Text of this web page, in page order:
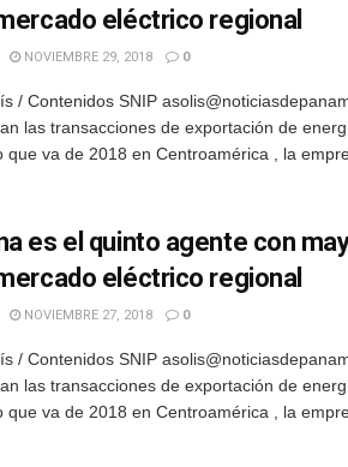
eléctrico regional
NOVIEMBRE 29, 2018 0
/ Contenidos SNIP
las transacciones de exportación de
que va de 2018 en Centroamérica , la
es el quinto agente con
eléctrico regional
NOVIEMBRE 27, 2018 0
/ Contenidos SNIP
las transacciones de exportación de
que va de 2018 en Centroamérica , la